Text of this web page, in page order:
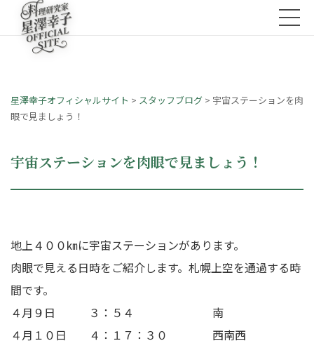
星澤幸子オフィシャルサイト > スタッフブログ > 宇宙ステーションを肉
眼で見ましょう！
宇宙ステーションを肉眼で見ましょう！
地上４００㎞に宇宙ステーションがあります。
肉眼で見える日時をご紹介します。札幌上空を通過する時
間です。
４月９日 ３：５４ 南
４月１０日 ４：１７：３０ 西南西